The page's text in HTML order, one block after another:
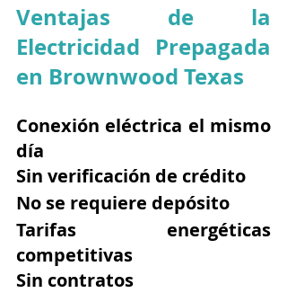
Ventajas de la
Electricidad Prepagada
en Brownwood Texas
Conexión eléctrica el mismo
día
Sin verificación de crédito
No se requiere depósito
Tarifas energéticas
competitivas
Sin contratos